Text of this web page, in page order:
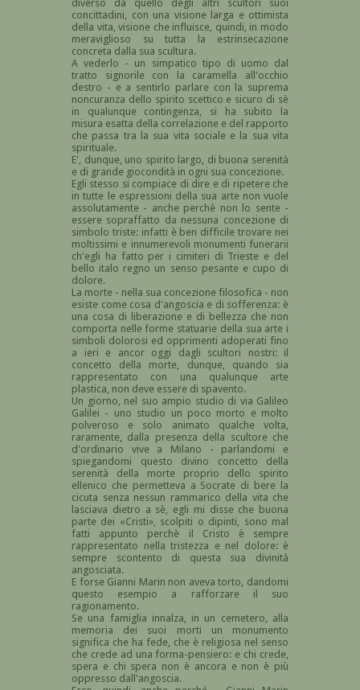
diverso da quello degli altri scultori suoi
concittadini, con una visione larga e ottimista
della vita, visione che influisce, quindi, in modo
meraviglioso su tutta la estrinsecazione
concreta dalla sua scultura.
A vederlo - un simpatico tipo di uomo dal
tratto signorile con la caramella all'occhio
destro - e a sentirlo parlare con la suprema
noncuranza dello spirito scettico e sicuro di sè
in qualunque contingenza, si ha subito la
misura esatta della correlazione e del rapporto
che passa tra la sua vita sociale e la sua vita
spirituale.
E', dunque, uno spirito largo, di buona serenità
e di grande giocondità in ogni sua concezione.
Egli stesso si compiace di dire e di ripetere che
in tutte le espressioni della sua arte non vuole
assolutamente - anche perchè non lo sente -
essere sopraffatto da nessuna concezione di
simbolo triste: infatti è ben difficile trovare nei
moltissimi e innumerevoli monumenti funerarii
ch'egli ha fatto per i cimiteri di Trieste e del
bello italo regno un senso pesante e cupo di
dolore.
La morte - nella sua concezione filosofica - non
esiste come cosa d'angoscia e di sofferenza: è
una cosa di liberazione e di bellezza che non
comporta nelle forme statuarie della sua arte i
simboli dolorosi ed opprimenti adoperati fino
a ieri e ancor oggi dagli scultori nostri: il
concetto della morte, dunque, quando sia
rappresentato con una qualunque arte
plastica, non deve essere di spavento.
Un giorno, nel suo ampio studio di via Galileo
Galilei - uno studio un poco morto e molto
polveroso e solo animato qualche volta,
raramente, dalla presenza della scultore che
d'ordinario vive a Milano - parlandomi e
spiegandomi questo divino concetto della
serenità della morte proprio dello spirito
ellenico che permetteva a Socrate di bere la
cicuta senza nessun rammarico della vita che
lasciava dietro a sè, egli mi disse che buona
parte dei «Cristi», scolpiti o dipinti, sono mal
fatti appunto perchè il Cristo è sempre
rappresentato nella tristezza e nel dolore: è
sempre scontento di questa sua divinità
angosciata.
E forse Gianni Marin non aveva torto, dandomi
questo esempio a rafforzare il suo
ragionamento.
Se una famiglia innalza, in un cemetero, alla
memoria dei suoi morti un monumento
significa che ha fede, che è religiosa nel senso
che crede ad una forma-pensiero: e chi crede,
spera e chi spera non è ancora e non è più
oppresso dall'angoscia.